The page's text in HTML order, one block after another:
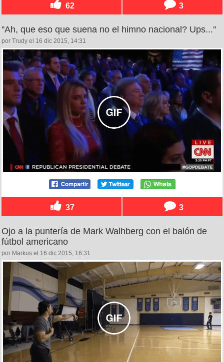
62 3
''Ah, que eso que suena no el himno nacional? Ups...''
por Trudy el 16 dic 2015, 14:31
37 3
Ojo a la puntería de Mark Walhberg con el balón de
fútbol americano
por Markus el 16 dic 2015, 16:31